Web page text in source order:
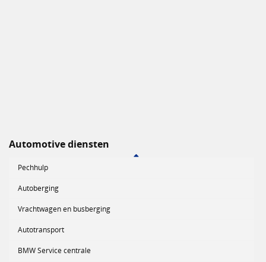
Automotive diensten
Pechhulp
Autoberging
Vrachtwagen en busberging
Autotransport
BMW Service centrale